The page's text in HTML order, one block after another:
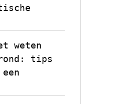
weten
tips